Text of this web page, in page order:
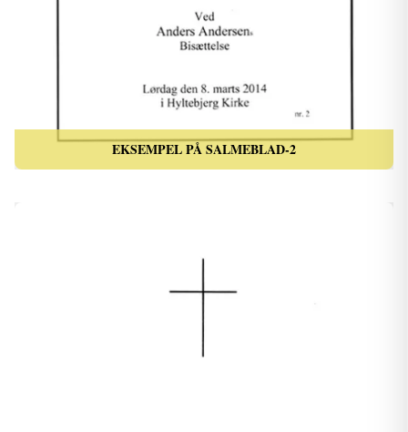
EKSEMPEL PÅ SALMEBLAD-2